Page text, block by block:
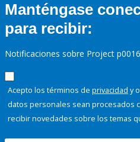
Manténgase
para recibir:
Notificaciones sobre Project
Acepto los términos de privacidad y
datos personales sean procesados
recibir novedades sobre los temas